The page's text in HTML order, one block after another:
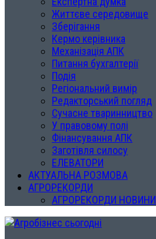
Життєве середовище
Зберігання
Кермо керівника
Механізація АПК
Питання бухгалтерії
Подія
Регіональний вимір
Редакторський погляд
Сучасне тваринництво
У правовому полі
Фінансування АПК
Заготівля силосу
ЕЛЕВАТОРИ
АКТУАЛЬНА РОЗМОВА
АГРОРЕКОРДИ
АГРОРЕКОРДИ НОВИНИ